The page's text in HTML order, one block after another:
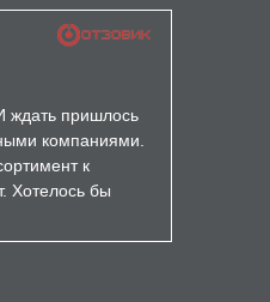
ждать пришлось
компаниями.
к
Хотелось бы